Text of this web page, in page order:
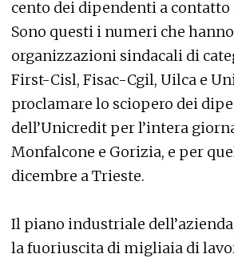
cento dei dipendenti a contatto
Sono questi i numeri che
organizzazioni sindacali di
First-Cisl, Fisac-Cgil, Uilca e
proclamare lo sciopero dei
dell’Unicredit per l’intera
Monfalcone e Gorizia, e per
dicembre a Trieste.
Il piano industriale
la fuoriuscita di migliaia di